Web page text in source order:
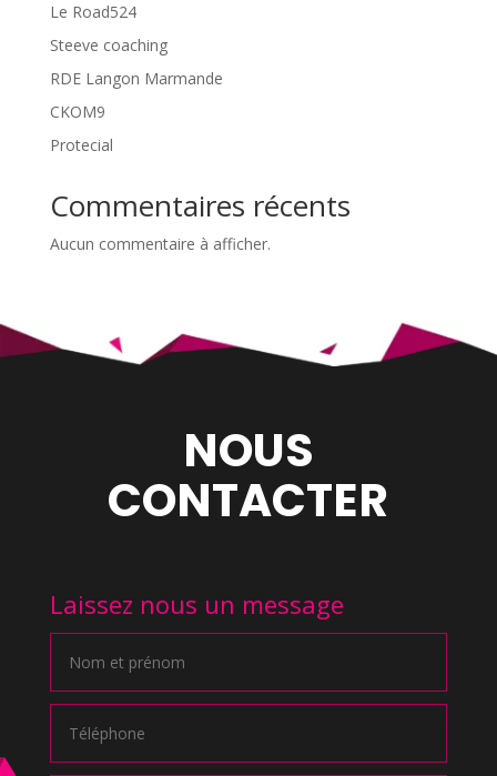
Le Road524
Steeve coaching
RDE Langon Marmande
CKOM9
Protecial
Commentaires récents
Aucun commentaire à afficher.
NOUS
CONTACTER
Laissez nous un message